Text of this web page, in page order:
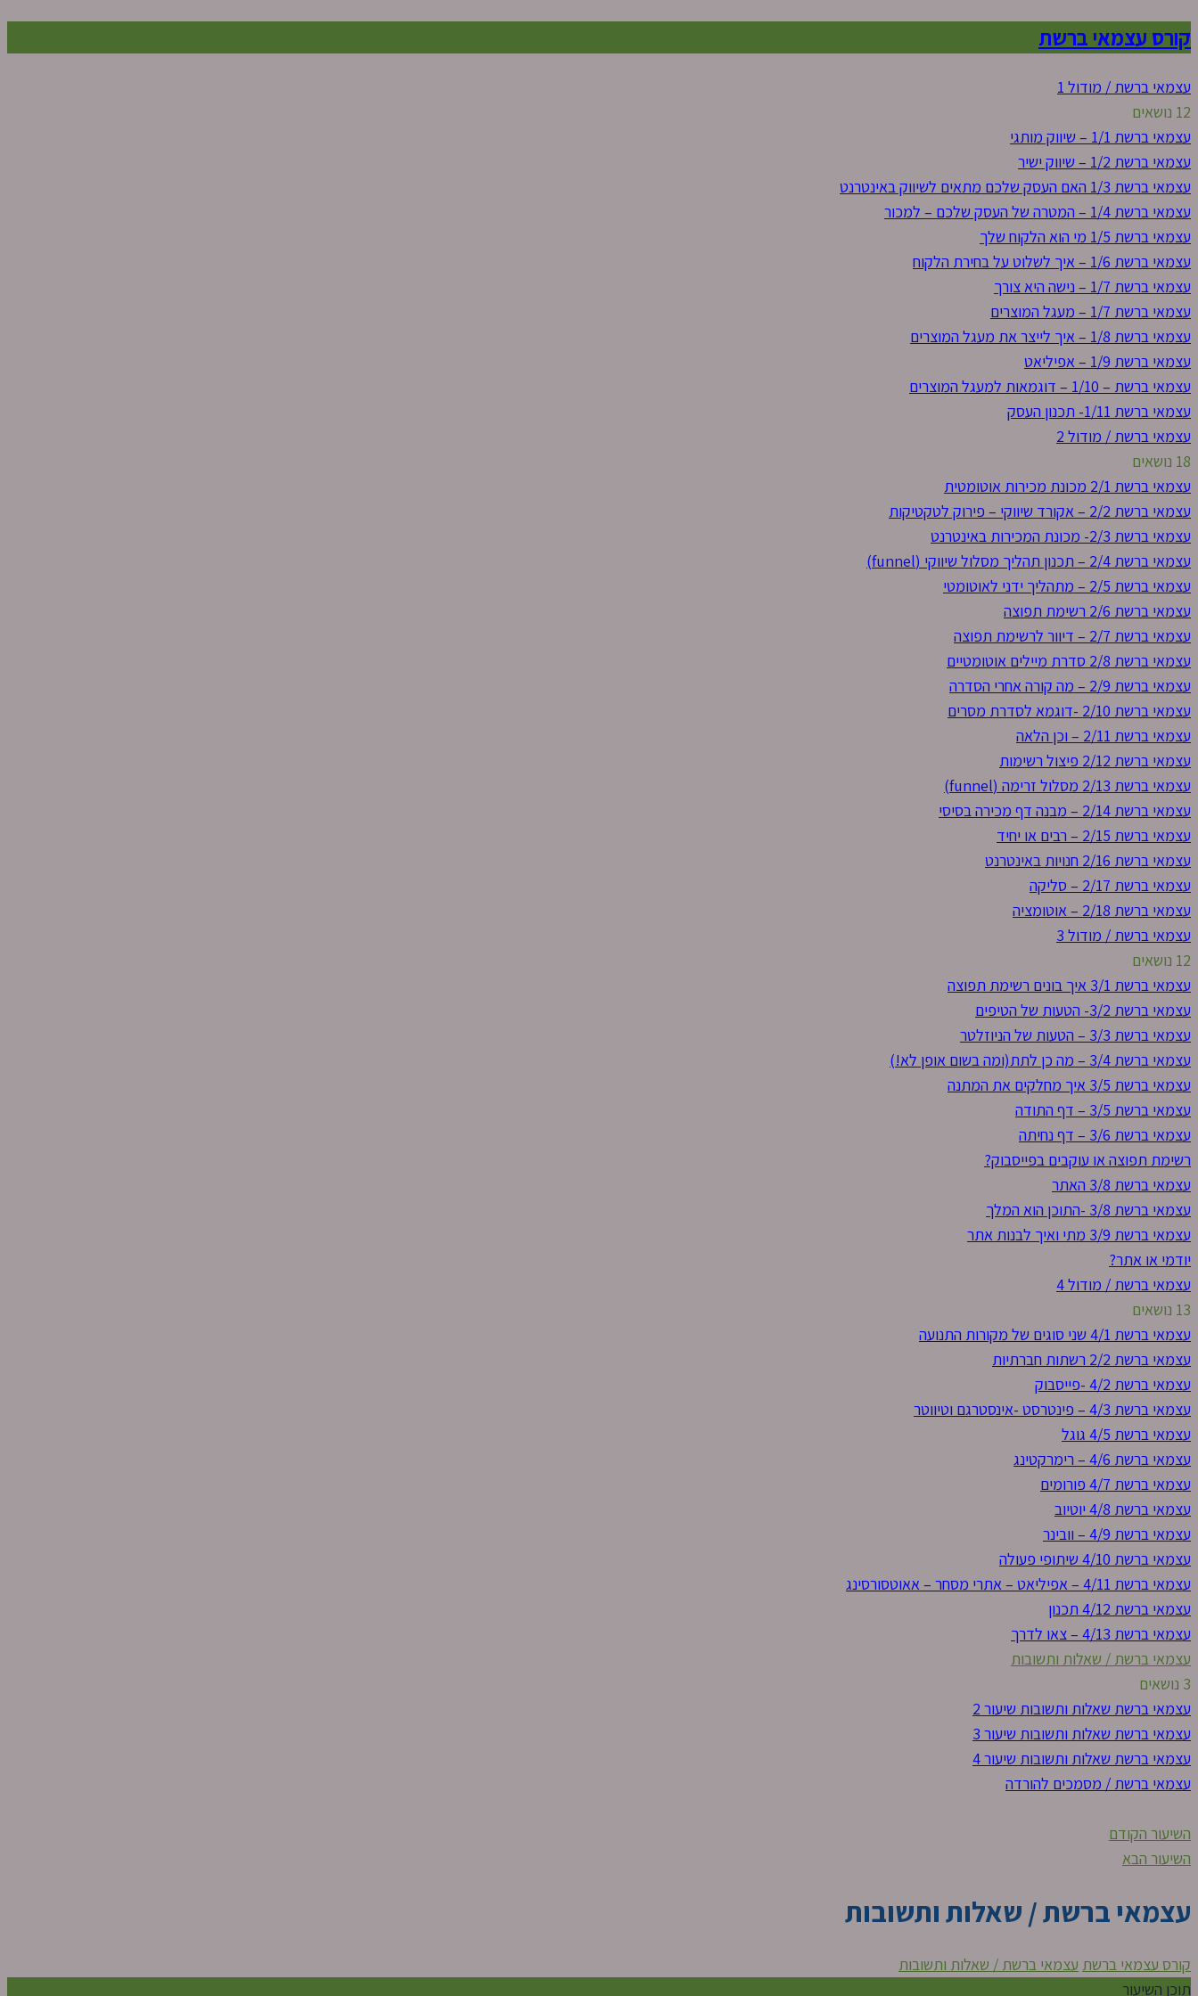
קורס עצמאי ברשת
עצמאי ברשת / מודול 1
12 נושאים
עצמאי ברשת 1/1 – שיווק מותגי
עצמאי ברשת 1/2 – שיווק ישיר
עצמאי ברשת 1/3 האם העסק שלכם מתאים לשיווק באינטרנט
עצמאי ברשת 1/4 – המטרה של העסק שלכם – למכור
עצמאי ברשת 1/5 מי הוא הלקוח שלך
עצמאי ברשת 1/6 – איך לשלוט על בחירת הלקוח
עצמאי ברשת 1/7 – נישה היא צורך
עצמאי ברשת 1/7 – מעגל המוצרים
עצמאי ברשת 1/8 – איך לייצר את מעגל המוצרים
עצמאי ברשת 1/9 – אפיליאט
עצמאי ברשת – 1/10 – דוגמאות למעגל המוצרים
עצמאי ברשת 1/11- תכנון העסק
עצמאי ברשת / מודול 2
18 נושאים
עצמאי ברשת 2/1 מכונת מכירות אוטומטית
עצמאי ברשת 2/2 – אקורד שיווקי – פירוק לטקטיקות
עצמאי ברשת 2/3- מכונת המכירות באינטרנט
עצמאי ברשת 2/4 – תכנון תהליך מסלול שיווקי (funnel)
עצמאי ברשת 2/5 – מתהליך ידני לאוטומטי
עצמאי ברשת 2/6 רשימת תפוצה
עצמאי ברשת 2/7 – דיוור לרשימת תפוצה
עצמאי ברשת 2/8 סדרת מיילים אוטומטיים
עצמאי ברשת 2/9 – מה קורה אחרי הסדרה
עצמאי ברשת 2/10 -דוגמא לסדרת מסרים
עצמאי ברשת 2/11 – וכן הלאה
עצמאי ברשת 2/12 פיצול רשימות
עצמאי ברשת 2/13 מסלול זרימה (funnel)
עצמאי ברשת 2/14 – מבנה דף מכירה בסיסי
עצמאי ברשת 2/15 – רבים או יחיד
עצמאי ברשת 2/16 חנויות באינטרנט
עצמאי ברשת 2/17 – סליקה
עצמאי ברשת 2/18 – אוטומציה
עצמאי ברשת / מודול 3
12 נושאים
עצמאי ברשת 3/1 איך בונים רשימת תפוצה
עצמאי ברשת 3/2- הטעות של הטיפים
עצמאי ברשת 3/3 – הטעות של הניוזלטר
עצמאי ברשת 3/4 – מה כן לתת(ומה בשום אופן לא!)
עצמאי ברשת 3/5 איך מחלקים את המתנה
עצמאי ברשת 3/5 – דף התודה
עצמאי ברשת 3/6 – דף נחיתה
רשימת תפוצה או עוקבים בפייסבוק?
עצמאי ברשת 3/8 האתר
עצמאי ברשת 3/8 -התוכן הוא המלך
עצמאי ברשת 3/9 מתי ואיך לבנות אתר
יודמי או אתר?
עצמאי ברשת / מודול 4
13 נושאים
עצמאי ברשת 4/1 שני סוגים של מקורות התנועה
עצמאי ברשת 2/2 רשתות חברתיות
עצמאי ברשת 4/2 -פייסבוק
עצמאי ברשת 4/3 – פינטרסט -אינסטרגם וטיווטר
עצמאי ברשת 4/5 גוגל
עצמאי ברשת 4/6 – רימרקטינג
עצמאי ברשת 4/7 פורומים
עצמאי ברשת 4/8 יוטיוב
עצמאי ברשת 4/9 – וובינר
עצמאי ברשת 4/10 שיתופי פעולה
עצמאי ברשת 4/11 – אפיליאט – אתרי מסחר – אאוטסורסינג
עצמאי ברשת 4/12 תכנון
עצמאי ברשת 4/13 – צאו לדרך
עצמאי ברשת / שאלות ותשובות
3 נושאים
עצמאי ברשת שאלות ותשובות שיעור 2
עצמאי ברשת שאלות ותשובות שיעור 3
עצמאי ברשת שאלות ותשובות שיעור 4
עצמאי ברשת / מסמכים להורדה
השיעור הקודם
השיעור הבא
עצמאי ברשת / שאלות ותשובות
קורס עצמאי ברשת עצמאי ברשת / שאלות ותשובות
תוכן השיעור